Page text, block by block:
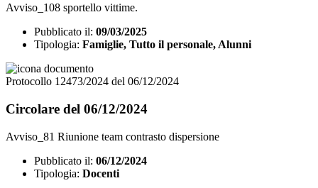
Avviso_108 sportello vittime.
Pubblicato il: 09/03/2025
Tipologia: Famiglie, Tutto il personale, Alunni
Protocollo 12473/2024 del 06/12/2024
Circolare del 06/12/2024
Avviso_81 Riunione team contrasto dispersione
Pubblicato il: 06/12/2024
Tipologia: Docenti